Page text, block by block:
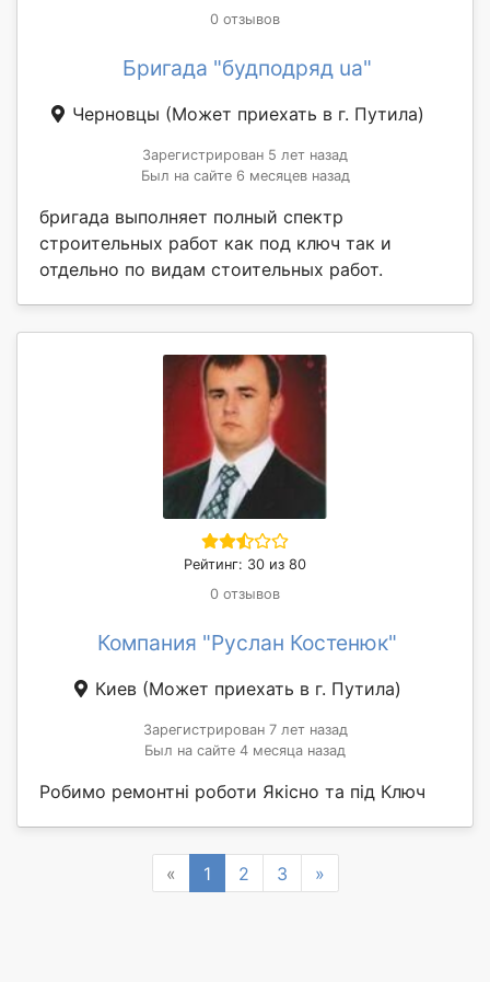
0 отзывов
Бригада "будподряд ua"
Черновцы (Может приехать в г. Путила)
Зарегистрирован 5 лет назад
Был на сайте 6 месяцев назад
бригада выполняет полный спектр
строительных работ как под ключ так и
отдельно по видам стоительных работ.
Рейтинг: 30 из 80
0 отзывов
Компания "Руслан Костенюк"
Киев (Может приехать в г. Путила)
Зарегистрирован 7 лет назад
Был на сайте 4 месяца назад
Робимо ремонтні роботи Якісно та під Ключ
« Previous
1 2 3 »Next